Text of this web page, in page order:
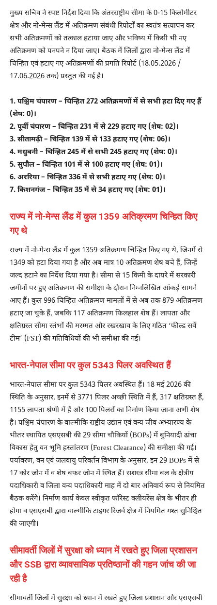
मुख्य सचिव ने स्पष्ट निर्देश दिया कि अंतरराष्ट्रीय सीमा के 0-15 किलोमीटर
क्षेत्र और नो-मेन्स लैंड में अतिक्रमण संबंधी रिपोर्टों का स्वतंत्र सत्यापन कर
सभी अतिक्रमणों को तत्काल हटाया जाए और भविष्य में किसी भी नए
अतिक्रमण को पनपने न दिया जाए। बैठक में जिलों द्वारा नो-मेन्स लैंड में
चिन्हित एवं हटाए गए अतिक्रमणों की प्रगति रिपोर्ट (18.05.2026 /
17.06.2026 तक) प्रस्तुत की गई है।
1. पश्चिम चंपारण – चिन्हित 272 अतिक्रमणों में से सभी हटा दिए गए हैं
(शेष: 0)।
2. पूर्वी चंपारण – चिन्हित 231 में से 229 हटाए गए (शेष: 02)।
3. सीतामढ़ी – चिन्हित 139 में से 133 हटाए गए (शेष: 06)।
4. मधुबनी – चिन्हित 245 में से सभी 245 हटाए गए (शेष: 0)।
5. सुपौल – चिन्हित 101 में से 100 हटाए गए (शेष: 01)।
6. अररिया – चिन्हित 336 में से सभी हटाए गए (शेष: 0)।
7. किशनगंज – चिन्हित 35 में से 34 हटाए गए (शेष: 01)।
राज्य में नो-मेन्स लैंड में कुल 1359 अतिक्रमण चिन्हित किए
गए थे
राज्य में नो-मेन्स लैंड में कुल 1359 अतिक्रमण चिन्हित किए गए थे, जिनमें से
1349 को हटा दिया गया है और अब मात्र 10 अतिक्रमण शेष बचे हैं, जिन्हें
जल्द हटाने का निर्देश दिया गया है। सीमा से 15 किमी के दायरे में सरकारी
जमीनों पर हुए अतिक्रमण की समीक्षा के दौरान निम्नलिखित आंकड़े सामने
आए हैं। कुल 996 चिन्हित अतिक्रमण मामलों में से अब तक 879 अतिक्रमण
हटाए जा चुके हैं, जबकि 117 अतिक्रमण फिलहाल शेष हैं। लापता और
क्षतिग्रस्त सीमा स्तंभों की मरम्मत और रखरखाव के लिए गठित ‘फील्ड सर्वे
टीम’ (FST) की गतिविधियों की भी समीक्षा की गई।
भारत-नेपाल सीमा पर कुल 5343 पिलर अवस्थित हैं
भारत-नेपाल सीमा पर कुल 5343 पिलर अवस्थित हैं। 18 मई 2026 की
स्थिति के अनुसार, इनमें से 3771 पिलर अच्छी स्थिति में हैं, 317 क्षतिग्रस्त हैं,
1155 लापता श्रेणी में हैं और 100 पिलरों का निर्माण किया जाना अभी शेष
है। पश्चिम चंपारण के वाल्मीकि राष्ट्रीय उद्यान एवं वन्य जीव अभ्यारण्य के
भीतर स्थापित एसएसबी की 29 सीमा चौकियों (BOPs) में बुनियादी ढांचा
विकास हेतु वन भूमि हस्तांतरण (Forest Clearance) की समीक्षा की गई।
पर्यावरण, वन एवं जलवायु परिवर्तन विभाग के अनुसार, इन 29 BOPs में से
17 कोर जोन में व शेष बफर जोन में स्थित हैं। सशस्त्र सीमा बल के क्षेत्रीय
पदाधिकारी व जिला वन्य पदाधिकारी माह में दो बार अनिवार्य रूप से नियमित
बैठक करेंगे। निर्माण कार्य केवल स्वीकृत फॉरेस्ट क्लीयरेंस क्षेत्र के भीतर ही
होगा व एसएसबी द्वारा वाल्मीकि टाइगर रिजर्व क्षेत्र में नियमित गश्त सुनिश्चित
की जाएगी।
सीमावर्ती जिलों में सुरक्षा को ध्यान में रखते हुए जिला प्रशासन
और SSB द्वारा व्यावसायिक प्रतिष्ठानों की गहन जांच की जा
रही है
सीमावर्ती जिलों में सुरक्षा को ध्यान में रखते हुए जिला प्रशासन और एसएसबी